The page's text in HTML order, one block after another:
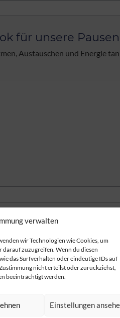
verwalten
wir Technologien wie Cookies, um
zuzugreifen. Wenn du diesen
das Surfverhalten oder eindeutige IDs auf
nicht erteilst oder zurückziehst,
beeinträchtigt werden.
Einstellungen
für unsere
Austauschen und Energie
Minigolfen